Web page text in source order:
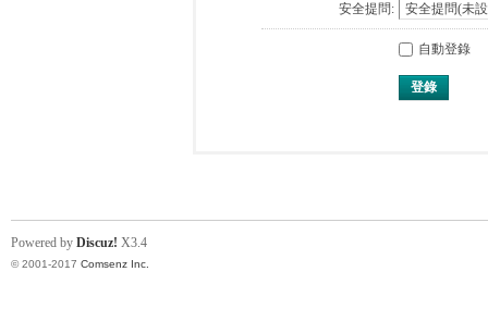
安全提問:
自動登錄
登錄
Powered by Discuz! X3.4
© 2001-2017 Comsenz Inc.